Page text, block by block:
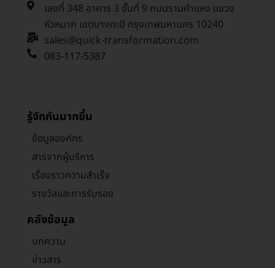
เลขที่ 348 อาคาร 3 ชั้นที่ 9 ถนนรามคำแหง แขวง
หัวหมาก เขตบางกะปิ กรุงเทพมหานคร 10240
sales@quick-transformation.com​
083-117-5387
รู้จักกันมากขึ้น
ข้อมูลองค์กร
สารจากผู้บริหาร
เรื่องราวความสำเร็จ
รางวัลและการรับรอง
คลังข้อมูล
บทความ
ข่าวสาร